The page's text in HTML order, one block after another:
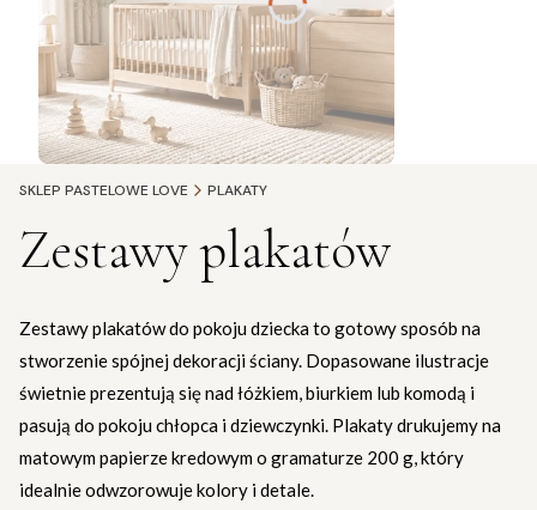
SKLEP PASTELOWE LOVE PLAKATY
Zestawy plakatów
Zestawy plakatów do pokoju dziecka to gotowy sposób na
stworzenie spójnej dekoracji ściany. Dopasowane ilustracje
świetnie prezentują się nad łóżkiem, biurkiem lub komodą i
pasują do pokoju chłopca i dziewczynki. Plakaty drukujemy na
matowym papierze kredowym o gramaturze 200 g, który
idealnie odwzorowuje kolory i detale.